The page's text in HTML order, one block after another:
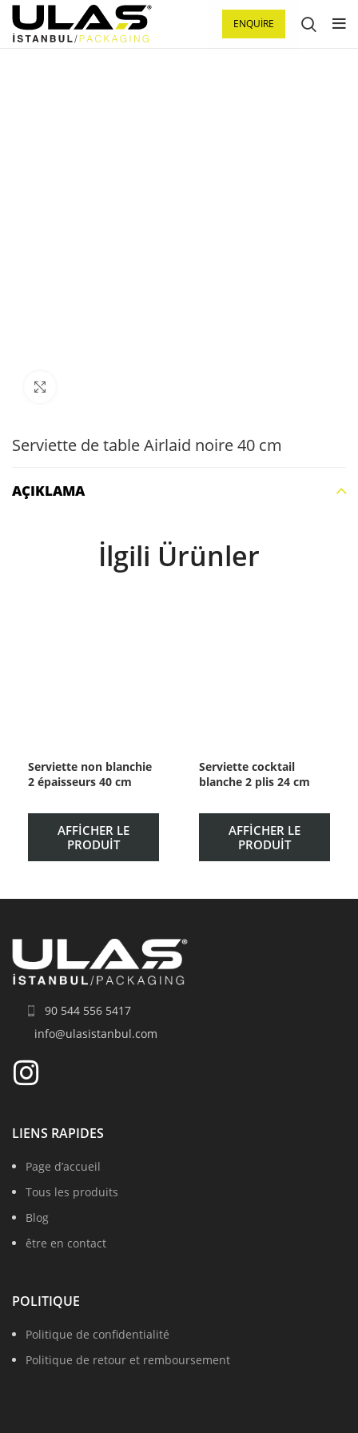
ENQUIRE
Serviette de table Airlaid noire 40 cm
AÇIKLAMA
İlgili Ürünler
Serviette non blanchie
2 épaisseurs 40 cm
AFFICHER LE
PRODUIT
Serviette cocktail
blanche 2 plis 24 cm
AFFICHER LE
PRODUIT
90 544 556 5417
info@ulasistanbul.com
LIENS RAPIDES
Page d’accueil
Tous les produits
Blog
être en contact
POLITIQUE
Politique de confidentialité
Politique de retour et remboursement